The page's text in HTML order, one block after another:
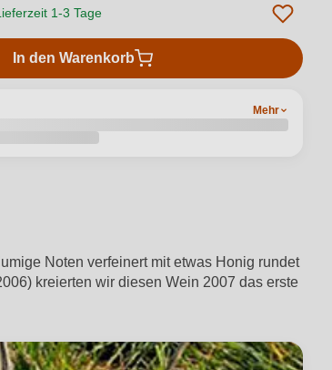
1-3 Tage
In den Warenkorb
Mehr
Noten verfeinert mit etwas Honig rundet
kreierten wir diesen Wein 2007 das erste